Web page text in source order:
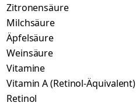
Zitronensäure
Milchsäure
Äpfelsäure
Weinsäure
Vitamine
Vitamin A (Retinol-Äquivalent)
Retinol